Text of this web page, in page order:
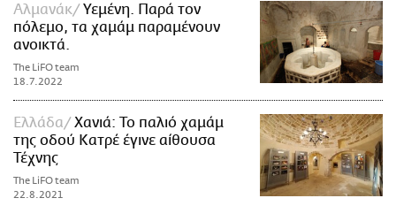
Αλμανάκ
Υεμένη. Παρά τον
πόλεμο, τα χαμάμ παραμένουν
ανοικτά.
The LiFO team
18.7.2022
Ελλάδα
Χανιά: Το παλιό χαμάμ
της οδού Κατρέ έγινε αίθουσα
Τέχνης
The LiFO team
22.8.2021